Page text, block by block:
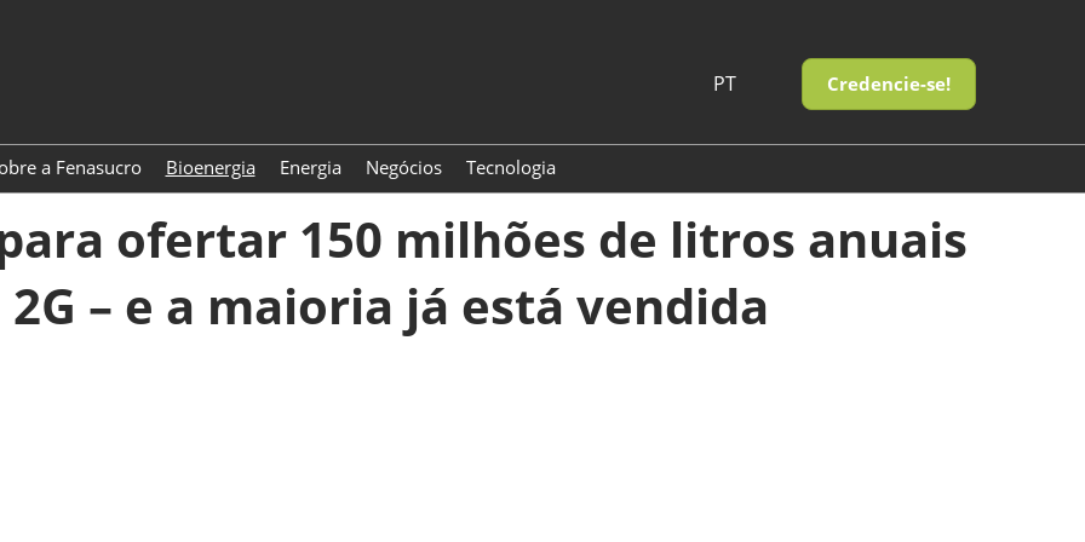
PT
Credencie-se!
a Fenasucro Bioenergia Energia Negócios Tecnologia
ofertar 150 milhões de litros anuais
– e a maioria já está vendida